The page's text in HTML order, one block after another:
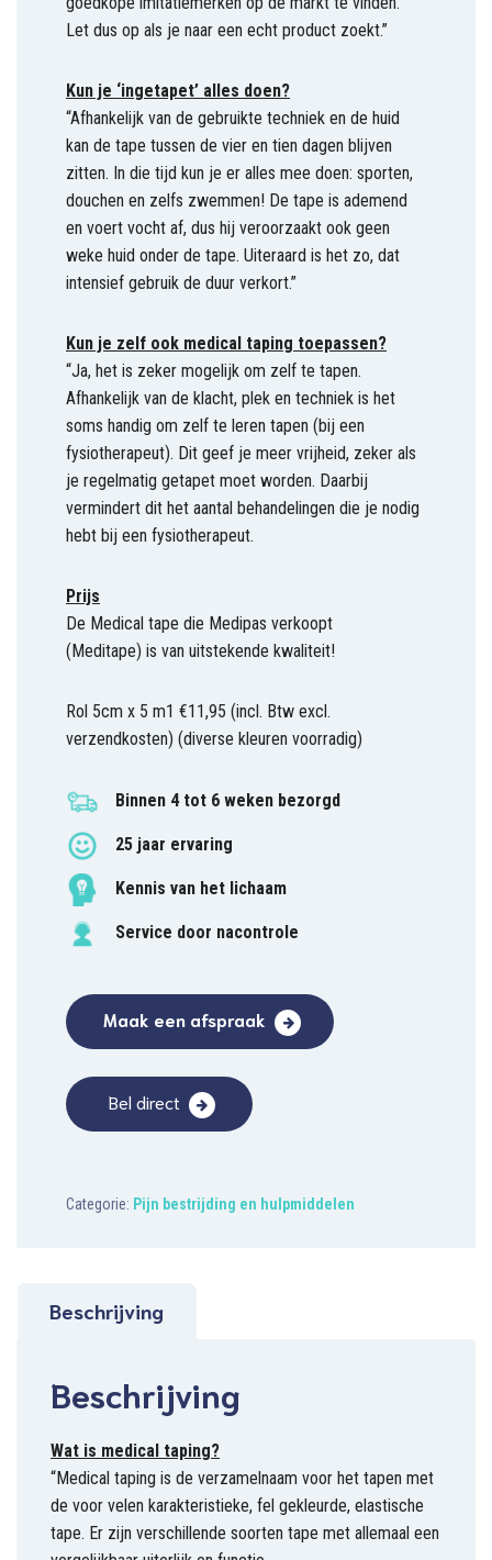
Let dus op als je naar een echt product zoekt.”
Kun je ‘ingetapet’ alles doen?
“Afhankelijk van de gebruikte techniek en de huid
kan de tape tussen de vier en tien dagen blijven
zitten. In die tijd kun je er alles mee doen: sporten,
douchen en zelfs zwemmen! De tape is ademend
en voert vocht af, dus hij veroorzaakt ook geen
weke huid onder de tape. Uiteraard is het zo, dat
intensief gebruik de duur verkort.”
Kun je zelf ook medical taping toepassen?
“Ja, het is zeker mogelijk om zelf te tapen.
Afhankelijk van de klacht, plek en techniek is het
soms handig om zelf te leren tapen (bij een
fysiotherapeut). Dit geef je meer vrijheid, zeker als
je regelmatig getapet moet worden. Daarbij
vermindert dit het aantal behandelingen die je nodig
hebt bij een fysiotherapeut.
Prijs
De Medical tape die Medipas verkoopt
(Meditape) is van uitstekende kwaliteit!
Rol 5cm x 5 m1 €11,95 (incl. Btw excl.
verzendkosten) (diverse kleuren voorradig)
Binnen 4 tot 6 weken bezorgd
25 jaar ervaring
Kennis van het lichaam
Service door nacontrole
Maak een afspraak
Bel direct
Categorie: Pijn bestrijding en hulpmiddelen
Beschrijving
Beschrijving
Wat is medical taping?
“Medical taping is de verzamelnaam voor het tapen met
de voor velen karakteristieke, fel gekleurde, elastische
tape. Er zijn verschillende soorten tape met allemaal een